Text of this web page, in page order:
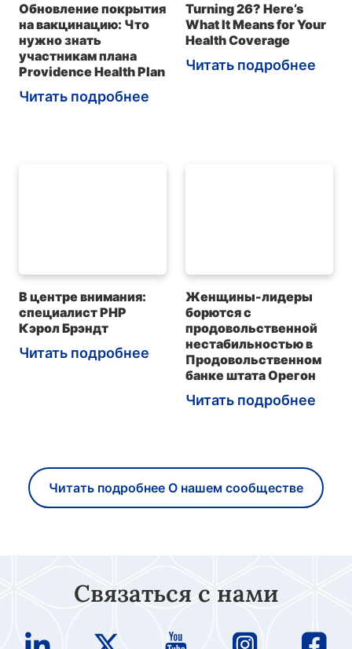
Обновление покрытия
на вакцинацию: Что
нужно знать
участникам плана
Providence Health Plan
Читать подробнее
Turning 26? Here’s
What It Means for Your
Health Coverage
Читать подробнее
В центре внимания:
специалист PHP
Кэрол Брэндт
Читать подробнее
Женщины-лидеры
борются с
продовольственной
нестабильностью в
Продовольственном
банке штата Орегон
Читать подробнее
Читать подробнее О нашем сообществе
Связаться с нами